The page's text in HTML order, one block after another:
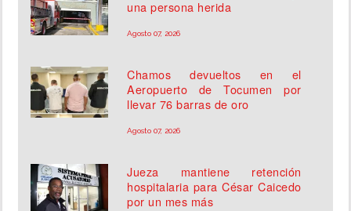
una persona herida
Agosto 07, 2026
Chamos devueltos en el
Aeropuerto de Tocumen por
llevar 76 barras de oro
Agosto 07, 2026
Jueza mantiene retención
hospitalaria para César Caicedo
por un mes más